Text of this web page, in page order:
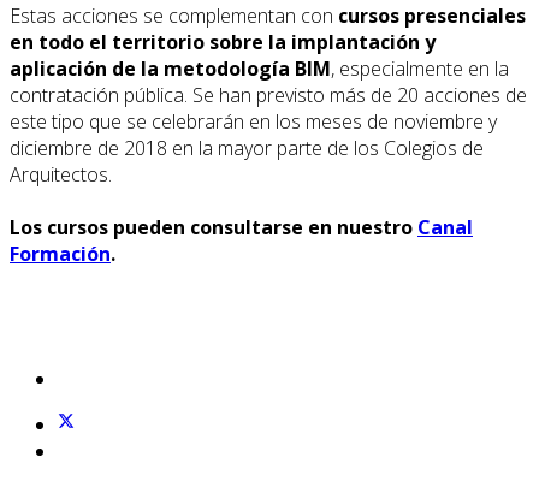
Estas acciones se complementan con cursos presenciales
en todo el territorio sobre la implantación y
aplicación de la metodología BIM, especialmente en la
contratación pública. Se han previsto más de 20 acciones de
este tipo que se celebrarán en los meses de noviembre y
diciembre de 2018 en la mayor parte de los Colegios de
Arquitectos.
Los cursos pueden consultarse en nuestro Canal
Formación.